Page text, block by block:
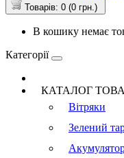
Товарів: 0 (0 грн.)
В кошику немає
Категорії
КАТАЛОГ
Вітряки
Зелений